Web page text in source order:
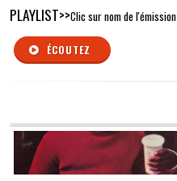
PLAYLIST>>Clic sur nom de l'émission
ÉCOUTEZ